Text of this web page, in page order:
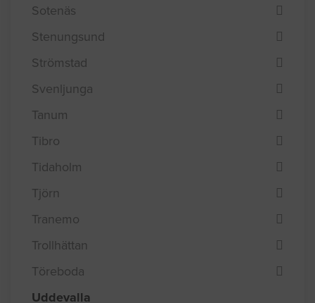
Sotenäs
Stenungsund
Strömstad
Svenljunga
Tanum
Tibro
Tidaholm
Tjörn
Tranemo
Trollhättan
Töreboda
Uddevalla